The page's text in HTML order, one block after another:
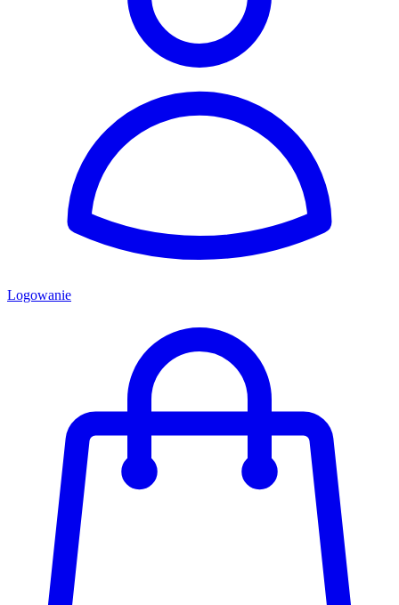
Logowanie